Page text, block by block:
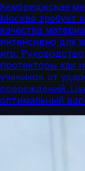
Кембриджская
Москве требует
качества
интенсивно для
игр.
протекторы как
учеников от
повреждений.
оптимальный